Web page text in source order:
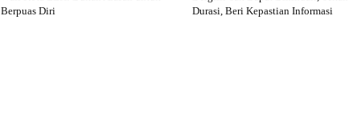
Berpuas Diri
Durasi, Beri Kepastian Informasi